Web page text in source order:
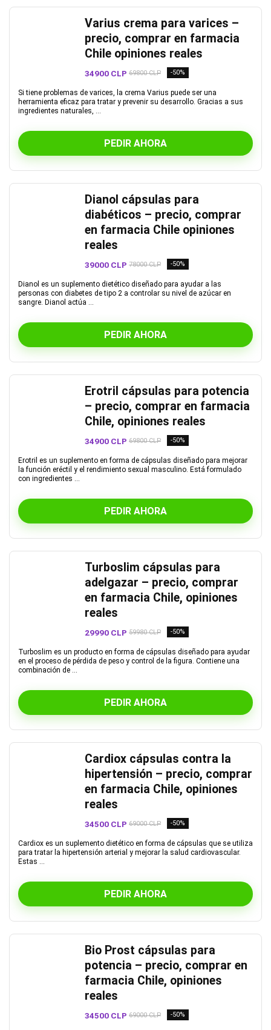
Varius crema para varices –
precio, comprar en farmacia
Chile opiniones reales
34900 CLP 69800 CLP -50%
Si tiene problemas de varices, la crema Varius puede ser una
herramienta eficaz para tratar y prevenir su desarrollo. Gracias a sus
ingredientes naturales, ...
PEDIR AHORA
Dianol cápsulas para
diabéticos – precio, comprar
en farmacia Chile opiniones
reales
39000 CLP 78000 CLP -50%
Dianol es un suplemento dietético diseñado para ayudar a las
personas con diabetes de tipo 2 a controlar su nivel de azúcar en
sangre. Dianol actúa ...
PEDIR AHORA
Erotril cápsulas para potencia
– precio, comprar en farmacia
Chile, opiniones reales
34900 CLP 69800 CLP -50%
Erotril es un suplemento en forma de cápsulas diseñado para mejorar
la función eréctil y el rendimiento sexual masculino. Está formulado
con ingredientes ...
PEDIR AHORA
Turboslim cápsulas para
adelgazar – precio, comprar
en farmacia Chile, opiniones
reales
29990 CLP 59980 CLP -50%
Turboslim es un producto en forma de cápsulas diseñado para ayudar
en el proceso de pérdida de peso y control de la figura. Contiene una
combinación de ...
PEDIR AHORA
Cardiox cápsulas contra la
hipertensión – precio, comprar
en farmacia Chile, opiniones
reales
34500 CLP 69000 CLP -50%
Cardiox es un suplemento dietético en forma de cápsulas que se utiliza
para tratar la hipertensión arterial y mejorar la salud cardiovascular.
Estas ...
PEDIR AHORA
Bio Prost cápsulas para
potencia – precio, comprar en
farmacia Chile, opiniones
reales
34500 CLP 69000 CLP -50%